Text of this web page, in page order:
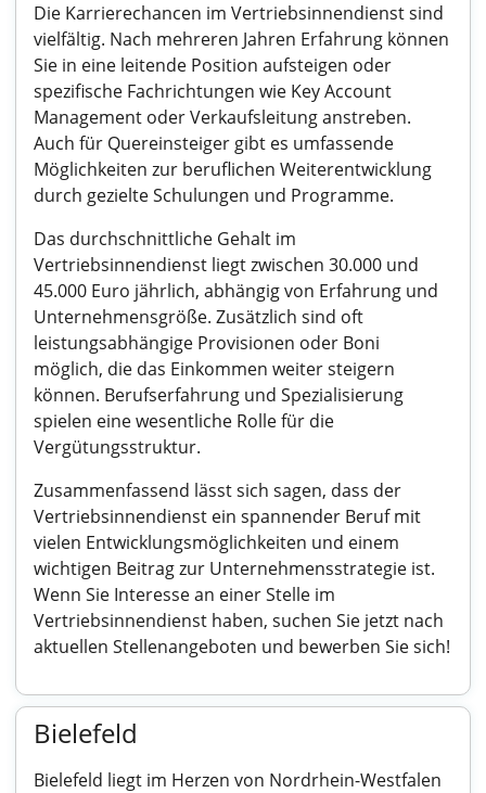
Die Karrierechancen im Vertriebsinnendienst sind
vielfältig. Nach mehreren Jahren Erfahrung können
Sie in eine leitende Position aufsteigen oder
spezifische Fachrichtungen wie Key Account
Management oder Verkaufsleitung anstreben.
Auch für Quereinsteiger gibt es umfassende
Möglichkeiten zur beruflichen Weiterentwicklung
durch gezielte Schulungen und Programme.
Das durchschnittliche Gehalt im
Vertriebsinnendienst liegt zwischen 30.000 und
45.000 Euro jährlich, abhängig von Erfahrung und
Unternehmensgröße. Zusätzlich sind oft
leistungsabhängige Provisionen oder Boni
möglich, die das Einkommen weiter steigern
können. Berufserfahrung und Spezialisierung
spielen eine wesentliche Rolle für die
Vergütungsstruktur.
Zusammenfassend lässt sich sagen, dass der
Vertriebsinnendienst ein spannender Beruf mit
vielen Entwicklungsmöglichkeiten und einem
wichtigen Beitrag zur Unternehmensstrategie ist.
Wenn Sie Interesse an einer Stelle im
Vertriebsinnendienst haben, suchen Sie jetzt nach
aktuellen Stellenangeboten und bewerben Sie sich!
Bielefeld
Bielefeld liegt im Herzen von Nordrhein-Westfalen